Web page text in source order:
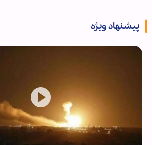
پیشنهاد ویژه